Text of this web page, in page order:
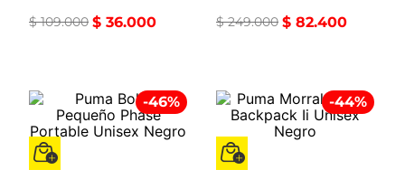
$ 109.000 $ 36.000
$ 249.000 $ 82.400
-46% -44%